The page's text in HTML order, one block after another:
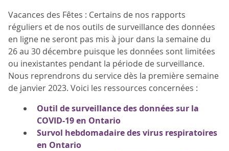
Vacances des Fêtes : Certains de nos rapports
réguliers et de nos outils de surveillance des données
en ligne ne seront pas mis à jour dans la semaine du
26 au 30 décembre puisque les données sont limitées
ou inexistantes pendant la période de surveillance.
Nous reprendrons du service dès la première semaine
de janvier 2023. Voici les ressources concernées :
Outil de surveillance des données sur la
COVID-19 en Ontario
Survol hebdomadaire des virus respiratoires
en Ontario